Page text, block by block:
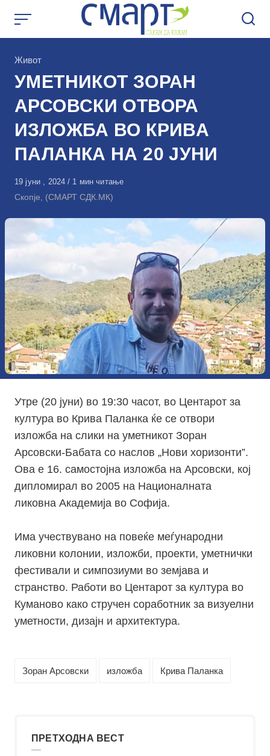
КАтегорија
Живот
УМЕТНИКОТ ЗОРАН
АРСОВСКИ ОТВОРА
ИЗЛОЖБА ВО КРИВА
ПАЛАНКА НА 20 ЈУНИ
Објавено
на
19 јуни , 2024 1 мин читање
Скопје, (СМАРТ СДК.МК)
Утре (20 јуни) во 19:30 часот, во Центарот за
култура во Крива Паланка ќе се отвори
изложба на слики на уметникот Зоран
Арсовски-Бабата со наслов „Нови хоризонти”.
Ова е 16. самостојна изложба на Арсовски, кој
дипломирал во 2005 на Националната
ликовна Aкадемија во Софија.
Има учествувано на повеќе меѓународни
ликовни колонии, изложби, проекти, уметнички
фестивали и симпозиуми во земјава и
странство. Работи во Центарот за култура во
Куманово како стручен соработник за визуелни
уметности, дизајн и архитектура.
Зоран Арсовски изложба Крива Паланка
ПРЕТХОДНА ВЕСТ